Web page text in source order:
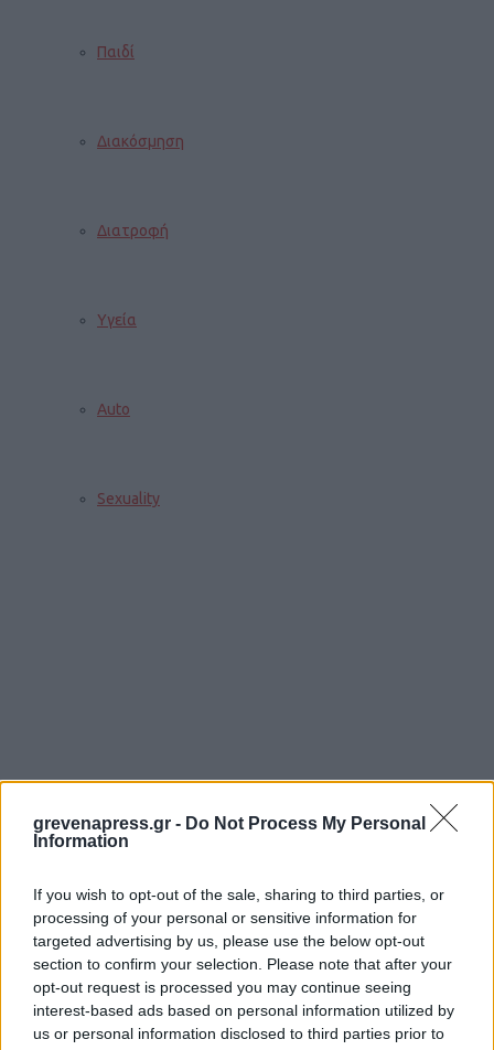
grevenapress.gr - Do Not Process My Personal
Information
If you wish to opt-out of the sale, sharing to third parties, or
processing of your personal or sensitive information for
targeted advertising by us, please use the below opt-out
section to confirm your selection. Please note that after your
opt-out request is processed you may continue seeing
interest-based ads based on personal information utilized by
us or personal information disclosed to third parties prior to
Παιδί
Διακόσμηση
Διατροφή
Υγεία
Auto
Sexuality